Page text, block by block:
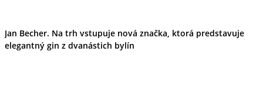
Jan Becher. Na trh vstupuje nová značka, ktorá predstavuje
elegantný gin z dvanástich bylín